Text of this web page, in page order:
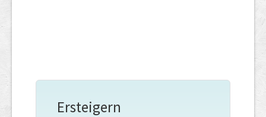
Ersteigern